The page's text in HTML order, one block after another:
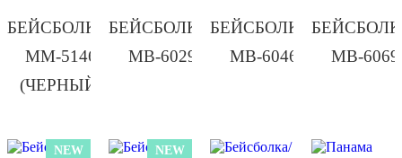
БЕЙСБОЛКА/
ММ-5146
(ЧЕРНЫЙ)
БЕЙСБОЛКА/
МВ-6029
БЕЙСБОЛКА/
МВ-6046
МВ-6069
NEW NEW